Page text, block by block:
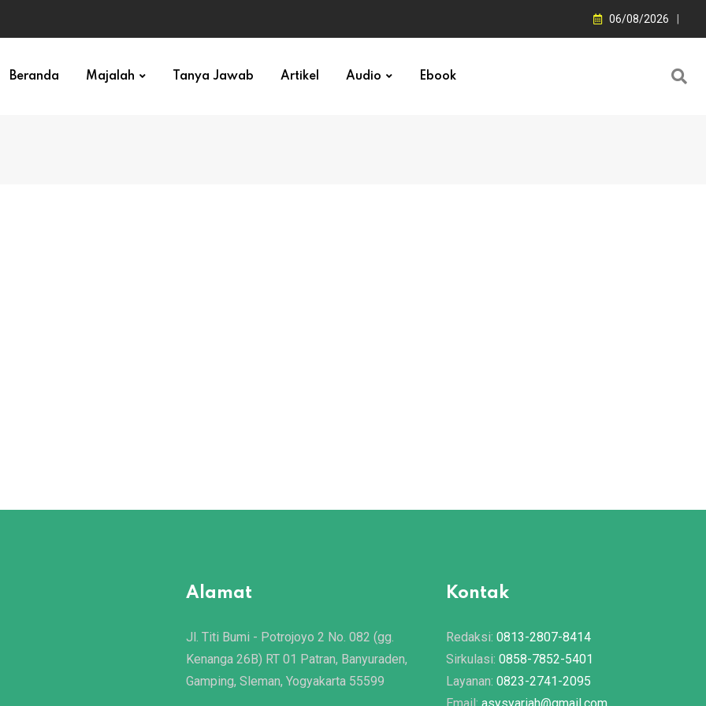
06/08/2026
Beranda Majalah Tanya Jawab Artikel Audio Ebook
Alamat
Jl. Titi Bumi - Potrojoyo 2 No. 082 (gg.
Kenanga 26B) RT 01 Patran, Banyuraden,
Gamping, Sleman, Yogyakarta 55599
Kontak
Redaksi: 0813-2807-8414
Sirkulasi: 0858-7852-5401
Layanan: 0823-2741-2095